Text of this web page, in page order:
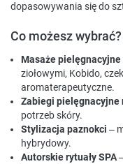
dopasowywania się do
Co możesz wybrać?
Masaże
ziołowymi, Kobido,
aromaterapeutyczne.
Zabiegi pielęgnacyjne
potrzeb skóry.
Stylizacja paznokci –
hybrydowy.
Autorskie rytuały SPA